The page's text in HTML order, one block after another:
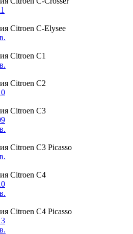
Citroen C-Elysee
Citroen C1
Citroen C2
Citroen C3
Citroen C3 Picasso
Citroen C4
Citroen C4 Picasso